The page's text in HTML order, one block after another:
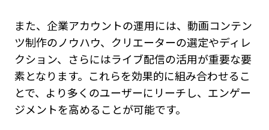
また、企業アカウントの運用には、動画コンテン
ツ制作のノウハウ、クリエーターの選定やディレ
クション、さらにはライブ配信の活用が重要な要
素となります。これらを効果的に組み合わせるこ
とで、より多くのユーザーにリーチし、エンゲー
ジメントを高めることが可能です。